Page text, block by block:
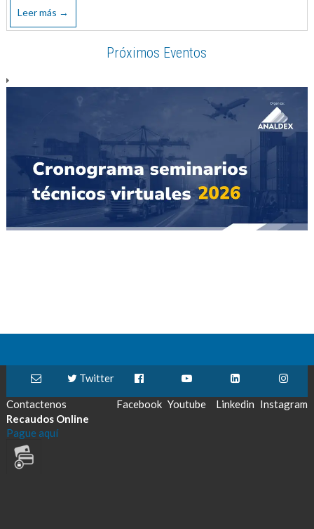
Leer más →
Próximos Eventos
Contactenos
Twitter
Facebook Youtube Linkedin Instagram
Recaudos Online
Pague aquí